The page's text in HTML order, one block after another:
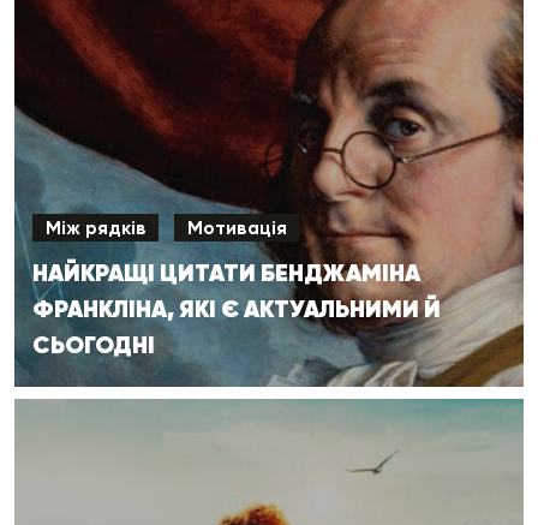
Між рядків Мотивація
НАЙКРАЩІ ЦИТАТИ БЕНДЖАМІНА
ФРАНКЛІНА, ЯКІ Є АКТУАЛЬНИМИ Й
СЬОГОДНІ